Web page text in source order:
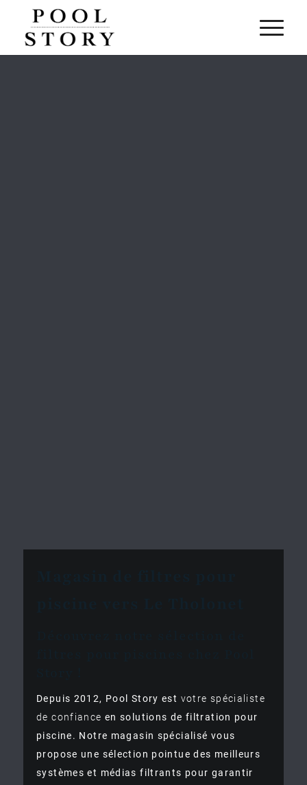
Depuis 2012, Pool Story est votre spécialiste
de confiance en solutions de filtration pour
piscine. Notre magasin spécialisé vous
propose une sélection pointue des meilleurs
systèmes et médias filtrants pour garantir